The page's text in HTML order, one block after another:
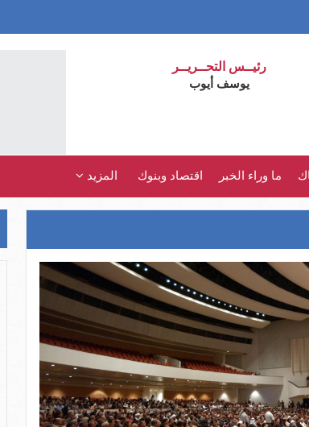
رئيــس التحــريــر
يوسف أيوب
ما وراء الخبر اقتصاد وبنوك المزيد